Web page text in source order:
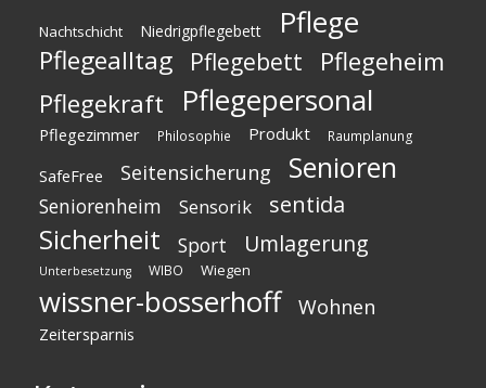
Nachtschicht Niedrigpflegebett Pflege
Pflegealltag Pflegebett
Pflegeheim
Pflegekraft
Pflegepersonal
Pflegezimmer Philosophie Produkt Raumplanung
SafeFree Seitensicherung Senioren
Seniorenheim Sensorik sentida
Sicherheit Sport Umlagerung
Unterbesetzung WIBO Wiegen
wissner-bosserhoff Wohnen
Zeitersparnis